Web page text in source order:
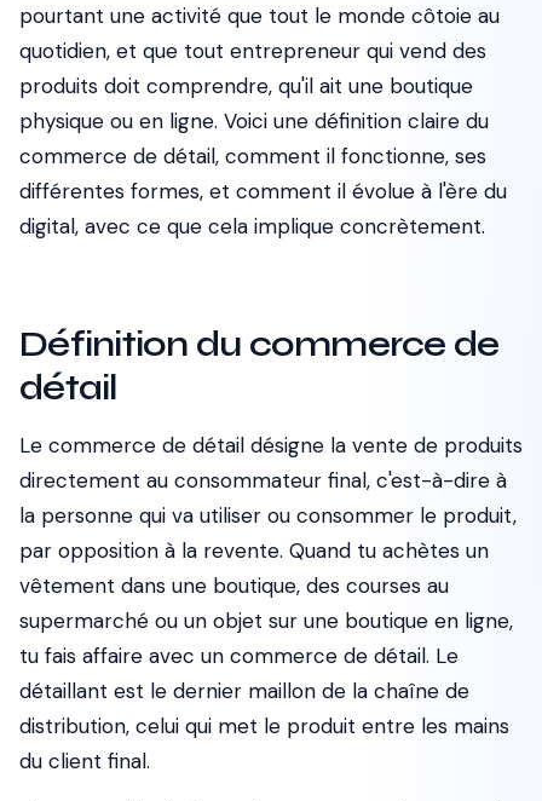
pourtant une activité que tout le monde côtoie au
quotidien, et que tout entrepreneur qui vend des
produits doit comprendre, qu'il ait une boutique
physique ou en ligne. Voici une définition claire du
commerce de détail, comment il fonctionne, ses
différentes formes, et comment il évolue à l'ère du
digital, avec ce que cela implique concrètement.
Définition du commerce de
détail
Le commerce de détail désigne la vente de produits
directement au consommateur final, c'est-à-dire à
la personne qui va utiliser ou consommer le produit,
par opposition à la revente. Quand tu achètes un
vêtement dans une boutique, des courses au
supermarché ou un objet sur une boutique en ligne,
tu fais affaire avec un commerce de détail. Le
détaillant est le dernier maillon de la chaîne de
distribution, celui qui met le produit entre les mains
du client final.